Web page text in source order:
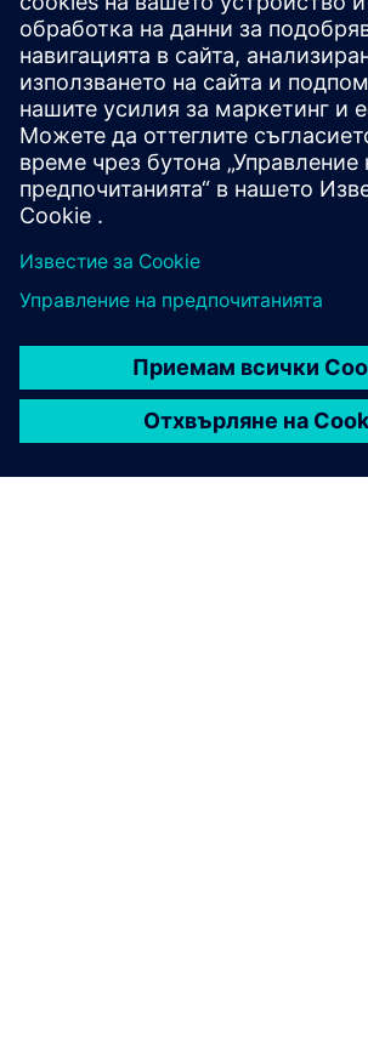
prosthetics for kids
Фирма: Unlimited Tomorrow
Индустрия: Medical devices &
Местоположение: New York City,
States
Софтуер на Сименс